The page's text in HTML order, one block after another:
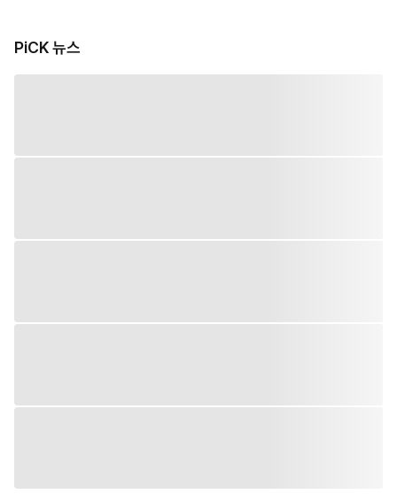
PiCK 뉴스